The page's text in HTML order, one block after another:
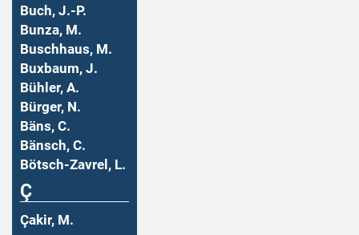
Buch, J.-P.
Bunza, M.
Buschhaus, M.
Buxbaum, J.
Bühler, A.
Bürger, N.
Bäns, C.
Bänsch, C.
Bötsch-Zavrel, L.
Ç
Çakir, M.